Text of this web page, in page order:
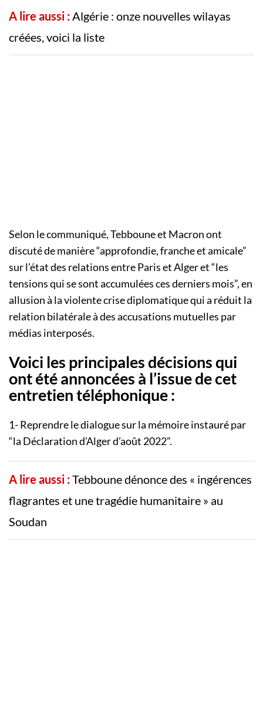
A lire aussi : Algérie : onze nouvelles wilayas
créées, voici la liste
Selon le communiqué, Tebboune et Macron ont
discuté de manière “approfondie, franche et amicale”
sur l’état des relations entre Paris et Alger et “les
tensions qui se sont accumulées ces derniers mois”, en
allusion à la violente crise diplomatique qui a réduit la
relation bilatérale à des accusations mutuelles par
médias interposés.
Voici les principales décisions qui
ont été annoncées à l’issue de cet
entretien téléphonique :
1- Reprendre le dialogue sur la mémoire instauré par
“la Déclaration d’Alger d’août 2022”.
A lire aussi :Tebboune dénonce des « ingérences
flagrantes et une tragédie humanitaire » au
Soudan